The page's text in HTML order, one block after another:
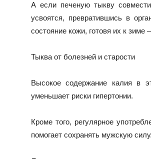
А если печеную тыкву
усвоятся, превратившись в
состояние кожи, готовя их к
Тыква от болезней и старости
Высокое содержание калия в
уменьшает риски гипертонии.
Кроме того, регулярное
помогает сохранять мужскую силу.